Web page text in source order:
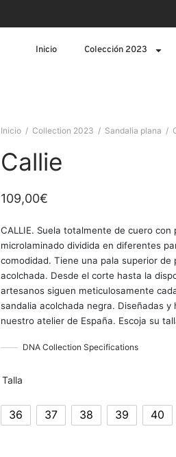
Inicio Colección 2023
Inicio / Collection 2023 / Sandalia plana /
Callie
109,00€
CALLIE. Suela totalmente de cuero con
microlaminado dividida en diferentes
comodidad. Tiene una pala superior de
acolchada. Desde el corte hasta la
artesanos siguen meticulosamente
sandalia acolchada negra. Diseñadas y
nuestro atelier de España. Escoja su
DNA Collection Specifications
Talla
36 37 38 39 40